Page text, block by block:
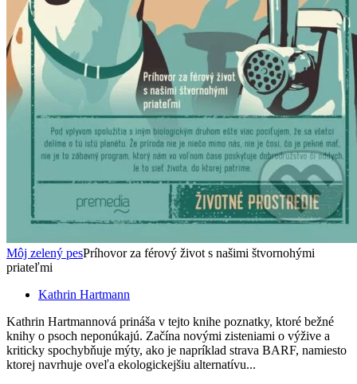
Môj zelený pesPríhovor za férový život s našimi štvornohými
priateľmi
Kathrin Hartmann
Kathrin Hartmannová prináša v tejto knihe poznatky, ktoré bežné
knihy o psoch neponúkajú. Začína novými zisteniami o výžive a
kriticky spochybňuje mýty, ako je napríklad strava BARF, namiesto
ktorej navrhuje oveľa ekologickejšiu alternatívu...